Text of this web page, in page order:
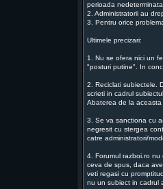
perioada
2. Administratorii au
3. Pentru orice
Ultimele precizari:
1. Nu se ofera nici un
"posturi putine". In
2. Reciclati subiectele.
scrieti in cadrul
Abaterea de la aceasta
3. Se va sanctiona cu
negresit cu stergea
catre administratori/
4. Forumul razboi.ro
ceva de spus, daca
veti regasi cu
nu un subiect in cadrul